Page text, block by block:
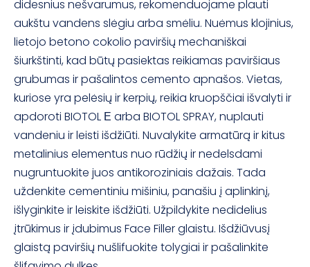
didesnius nešvarumus, rekomenduojame plauti
aukštu vandens slėgiu arba smėliu. Nuėmus klojinius,
lietojo betono cokolio paviršių mechaniškai
šiurkštinti, kad būtų pasiektas reikiamas paviršiaus
grubumas ir pašalintos cemento apnašos. Vietas,
kuriose yra pelėsių ir kerpių, reikia kruopščiai išvalyti ir
apdoroti BIOTOL Е arba BIOTOL SPRAY, nuplauti
vandeniu ir leisti išdžiūti. Nuvalykite armatūrą ir kitus
metalinius elementus nuo rūdžių ir nedelsdami
nugruntuokite juos antikoroziniais dažais. Tada
uždenkite cementiniu mišiniu, panašiu į aplinkinį,
išlyginkite ir leiskite išdžiūti. Užpildykite nedidelius
įtrūkimus ir įdubimus Face Filler glaistu. Išdžiūvusį
glaistą paviršių nušlifuokite tolygiai ir pašalinkite